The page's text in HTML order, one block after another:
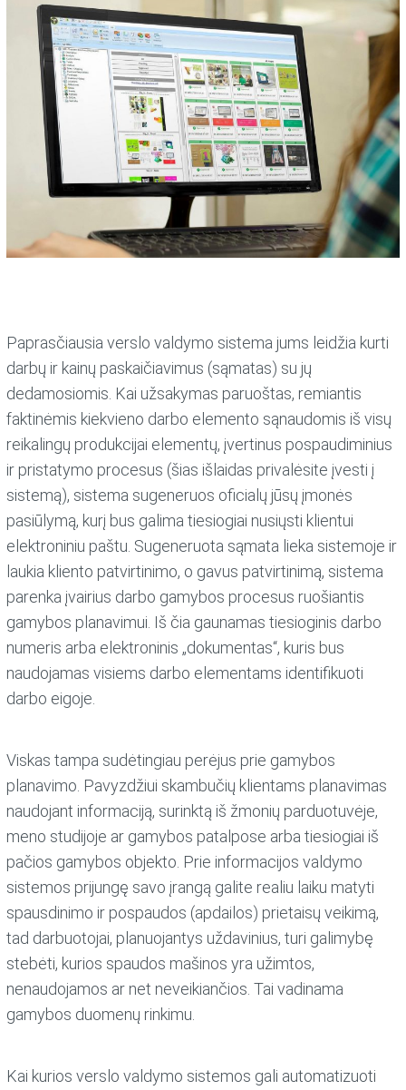
Paprasčiausia verslo valdymo sistema jums leidžia kurti
darbų ir kainų paskaičiavimus (sąmatas) su jų
dedamosiomis. Kai užsakymas paruoštas, remiantis
faktinėmis kiekvieno darbo elemento sąnaudomis iš visų
reikalingų produkcijai elementų, įvertinus pospaudiminius
ir pristatymo procesus (šias išlaidas privalėsite įvesti į
sistemą), sistema sugeneruos oficialų jūsų įmonės
pasiūlymą, kurį bus galima tiesiogiai nusiųsti klientui
elektroniniu paštu. Sugeneruota sąmata lieka sistemoje ir
laukia kliento patvirtinimo, o gavus patvirtinimą, sistema
parenka įvairius darbo gamybos procesus ruošiantis
gamybos planavimui. Iš čia gaunamas tiesioginis darbo
numeris arba elektroninis „dokumentas“, kuris bus
naudojamas visiems darbo elementams identifikuoti
darbo eigoje.
Viskas tampa sudėtingiau perėjus prie gamybos
planavimo. Pavyzdžiui skambučių klientams planavimas
naudojant informaciją, surinktą iš žmonių parduotuvėje,
meno studijoje ar gamybos patalpose arba tiesiogiai iš
pačios gamybos objekto. Prie informacijos valdymo
sistemos prijungę savo įrangą galite realiu laiku matyti
spausdinimo ir pospaudos (apdailos) prietaisų veikimą,
tad darbuotojai, planuojantys uždavinius, turi galimybę
stebėti, kurios spaudos mašinos yra užimtos,
nenaudojamos ar net neveikiančios. Tai vadinama
gamybos duomenų rinkimu.
Kai kurios verslo valdymo sistemos gali automatizuoti